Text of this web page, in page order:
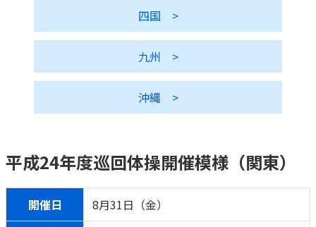
マイページでできること
ご契約内容の確認
お客さまに関する情報等の確認の取り組み
保険の探し方のポイント
お問い合わせ先
医療
子育て
健康情報
経営理念・経営戦略
財務情報
株主・投資家のみなさまへ
日本郵政グループとしての取り組み
CM・オウンドメディア／ソーシャルメディア
サステナビリティ
四国 >
九州 >
沖縄 >
平成24年度巡回体操開催模様（関東）
開催日
8月31日（金）